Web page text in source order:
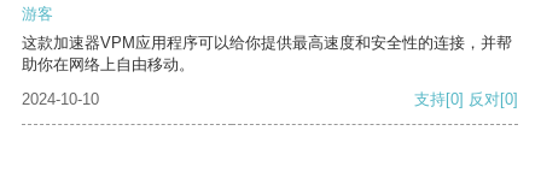
游客
这款加速器VPM应用程序可以给你提供最高速度和安全性的连接，并帮
助你在网络上自由移动。
2024-10-10
支持[0] 反对[0]